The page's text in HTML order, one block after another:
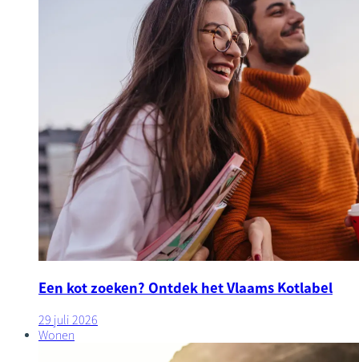
Een kot zoeken? Ontdek het Vlaams Kotlabel
29 juli 2026
Wonen